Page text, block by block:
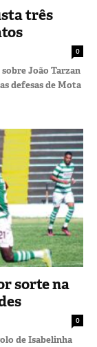
três
0
João Tarzan
defesas de Mota
sorte na
0
de Isabelinha